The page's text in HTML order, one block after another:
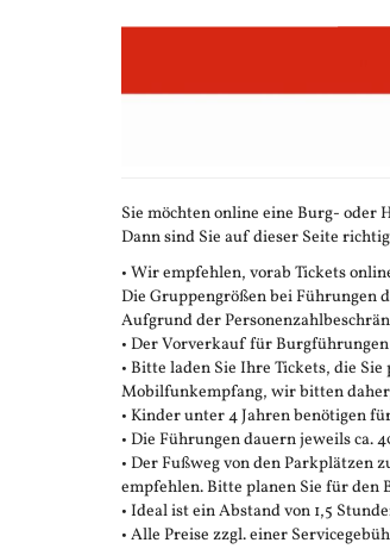
Sie möchten online eine Burg- oder
Dann sind Sie auf dieser Seite
• Wir empfehlen, vorab Tickets
Die Gruppengrößen bei Führungen
Aufgrund der
• Der Vorverkauf für
• Bitte laden Sie Ihre Tickets, die
Mobilfunkempfang, wir bitten
• Kinder unter 4 Jahren benötigen
• Die Führungen dauern jeweils ca.
• Der Fußweg von den Parkplätzen
empfehlen. Bitte planen Sie für den
• Ideal ist ein Abstand von 1,5
• Alle Preise zzgl. einer